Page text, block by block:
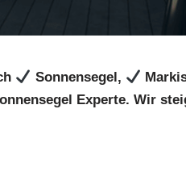
Sonnensegel,
Experte. Wir